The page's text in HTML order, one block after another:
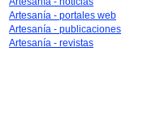
Artesanía - portales web
Artesanía - publicaciones
Artesanía - revistas